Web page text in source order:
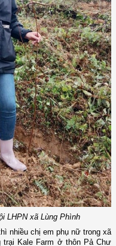
LHPN xã Lùng Phình
nhiều chị em phụ nữ trong xã
trại Kale Farm ở thôn Pả Chư